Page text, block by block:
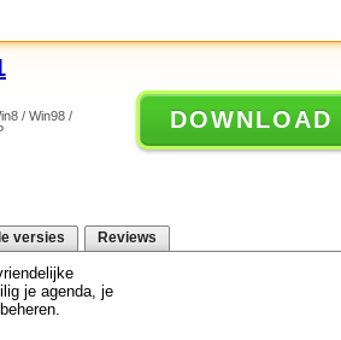
/ Win98 /
DOWNLOAD
versies Reviews
je agenda, je